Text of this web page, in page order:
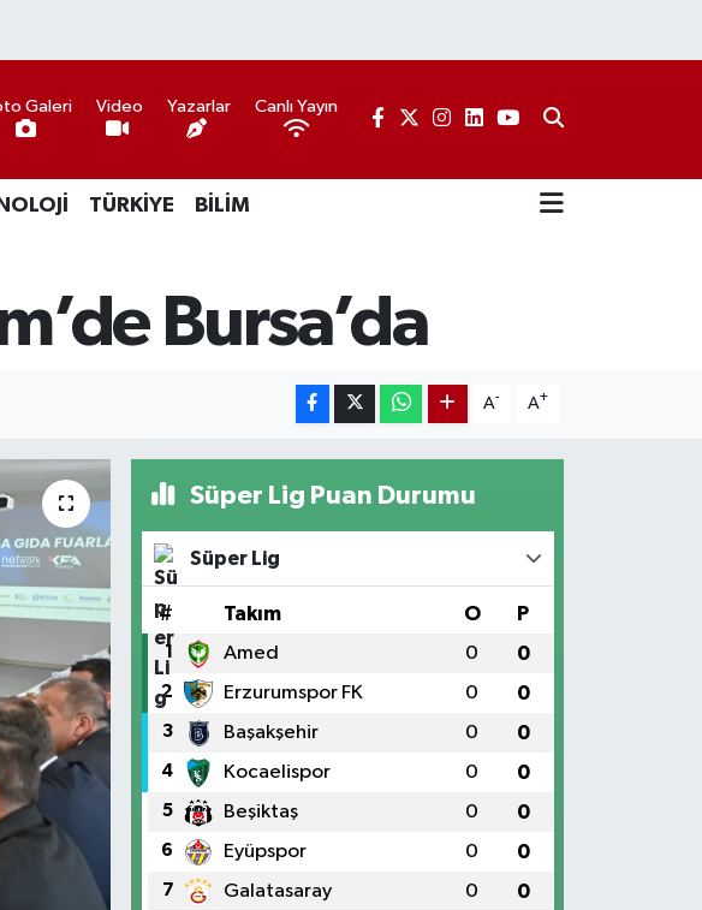
Galeri Video Yazarlar Canlı Yayın
TÜRKİYE BİLİM
Bursa’da
A- A+
Süper Lig Puan Durumu
Süper Lig
# Takım O P
1 Amed 0 0
2 Erzurumspor FK 0 0
3 Başakşehir 0 0
4 Kocaelispor 0 0
5 Beşiktaş 0 0
6 Eyüpspor 0 0
7 Galatasaray 0 0